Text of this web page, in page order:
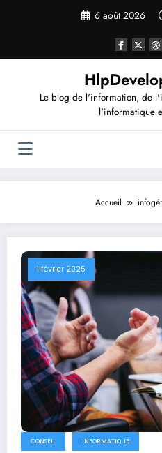
6 août 2026
Le blog de l'information, de
l'informatique
Accueil
1 février 2025
CONSEIL INFORMATIQUE